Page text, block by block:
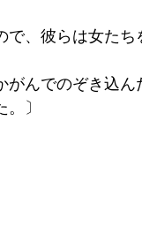
、彼らは女たち
がんでのぞき込
〕